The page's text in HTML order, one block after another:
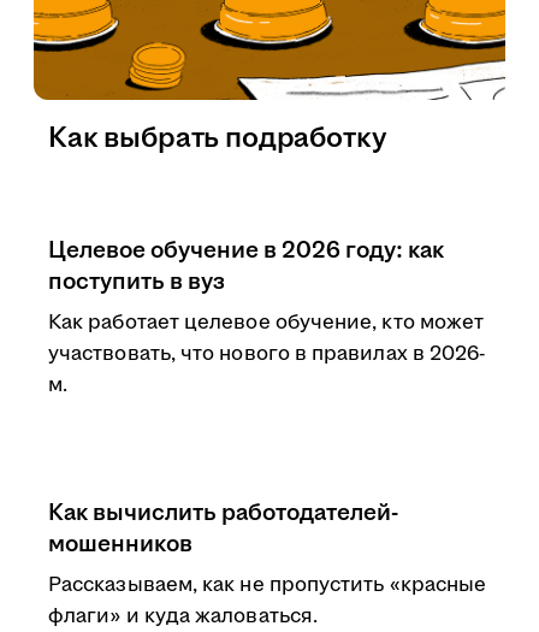
Как выбрать подработку
Целевое обучение в 2026 году: как
поступить в вуз
Как работает целевое обучение, кто может
участвовать, что нового в правилах в 2026-
м.
Как вычислить работодателей-
мошенников
Рассказываем, как не пропустить «красные
флаги» и куда жаловаться.